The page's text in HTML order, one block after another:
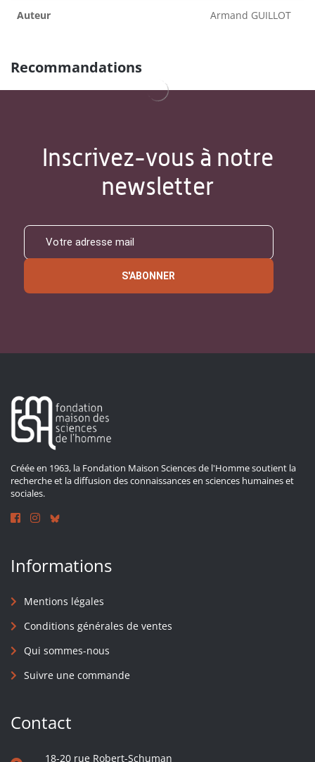
Auteur Armand GUILLOT
Recommandations
Inscrivez-vous à notre
newsletter
S'ABONNER
Créée en 1963, la Fondation Maison Sciences de l'Homme soutient la
recherche et la diffusion des connaissances en sciences humaines et
sociales.
Informations
Mentions légales
Conditions générales de ventes
Qui sommes-nous
Suivre une commande
Contact
18-20 rue Robert-Schuman